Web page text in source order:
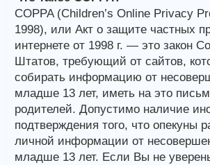
COPPA (Children’s Online Privacy
1998), или Акт о защите частных
интернете от 1998 г. — это закон
Штатов, требующий от сайтов,
собирать информацию от
младше 13 лет, иметь на это
родителей. Допустимо наличие
подтверждения того, что опекуны
личной информации от
младше 13 лет. Если Вы не